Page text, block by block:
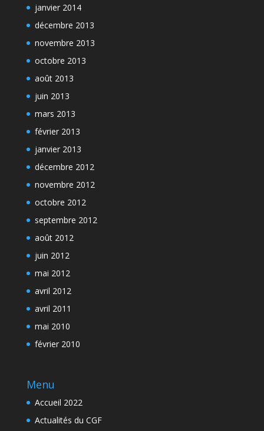
janvier 2014
décembre 2013
novembre 2013
octobre 2013
août 2013
juin 2013
mars 2013
février 2013
janvier 2013
décembre 2012
novembre 2012
octobre 2012
septembre 2012
août 2012
juin 2012
mai 2012
avril 2012
avril 2011
mai 2010
février 2010
Menu
Accueil 2022
Actualités du CGF